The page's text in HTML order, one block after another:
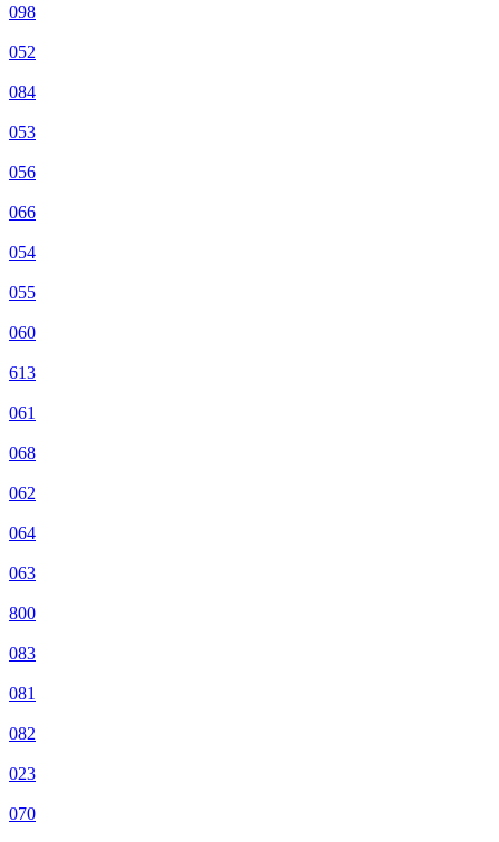
098
052
084
053
056
066
054
055
060
613
061
068
062
064
063
800
083
081
082
023
070